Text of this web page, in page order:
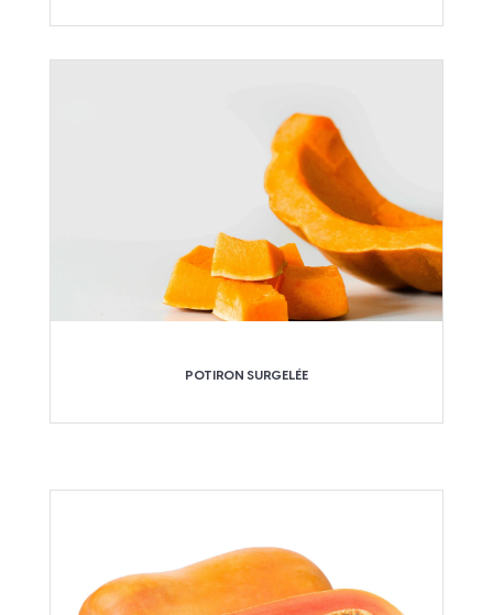
POTIRON SURGELÉE